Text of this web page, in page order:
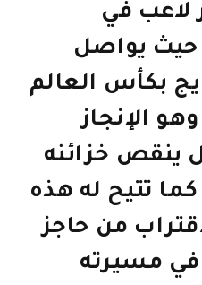
كأكبر لاعب في
حيث يواصل
بكأس العالم
الإنجاز
ينقص خزائنه
كما تتيح له هذه
من حاجز
مسيرته